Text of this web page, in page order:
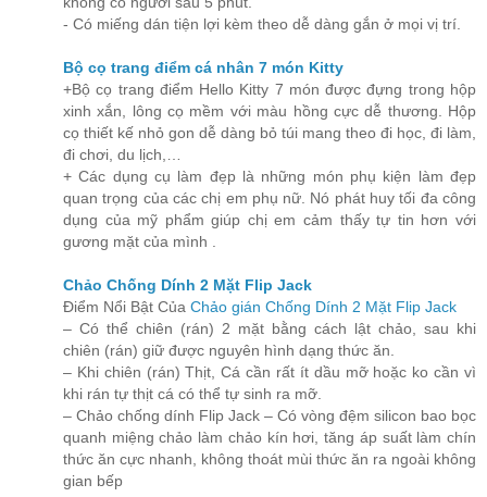
- Có miếng dán tiện lợi kèm theo dễ dàng gắn ở mọi vị trí.
Bộ cọ trang điểm cá nhân 7 món Kitty
+Bộ cọ trang điểm Hello Kitty 7 món được đựng trong hộp
xinh xắn, lông cọ mềm với màu hồng cực dễ thương. Hộp
cọ thiết kế nhỏ gon dễ dàng bỏ túi mang theo đi học, đi làm,
đi chơi, du lịch,…
+ Các dụng cụ làm đẹp là những món phụ kiện làm đẹp
quan trọng của các chị em phụ nữ. Nó phát huy tối đa công
dụng của mỹ phẩm giúp chị em cảm thấy tự tin hơn với
gương mặt của mình .
Chảo Chống Dính 2 Mặt Flip Jack
Điểm Nổi Bật Của Chảo gián Chống Dính 2 Mặt Flip Jack
– Có thể chiên (rán) 2 mặt bằng cách lật chảo, sau khi
chiên (rán) giữ được nguyên hình dạng thức ăn.
– Khi chiên (rán) Thịt, Cá cần rất ít dầu mỡ hoặc ko cần vì
khi rán tự thịt cá có thể tự sinh ra mỡ.
– Chảo chống dính Flip Jack – Có vòng đệm silicon bao bọc
quanh miệng chảo làm chảo kín hơi, tăng áp suất làm chín
thức ăn cực nhanh, không thoát mùi thức ăn ra ngoài không
gian bếp